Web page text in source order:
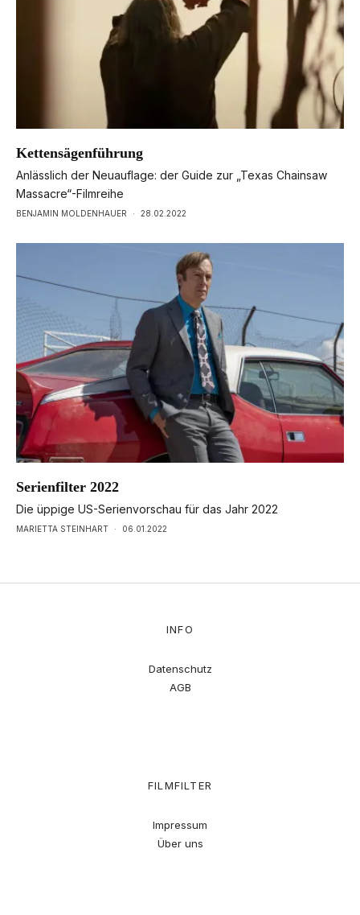
Kettensägenführung
Anlässlich der Neuauflage: der Guide zur „Texas Chainsaw
Massacre“-Filmreihe
BENJAMIN MOLDENHAUER · 28.02.2022
Serienfilter 2022
Die üppige US-Serienvorschau für das Jahr 2022
MARIETTA STEINHART · 06.01.2022
INFO
Datenschutz
AGB
FILMFILTER
Impressum
Über uns